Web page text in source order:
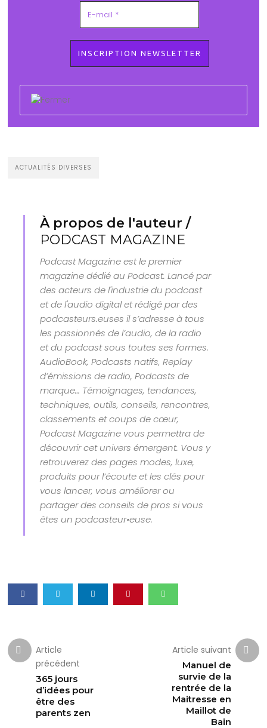
ACTUALITÉS DIVERSES
À propos de l'auteur /
PODCAST MAGAZINE
Podcast Magazine est le premier
magazine dédié au Podcast. Lancé par
des acteurs de l'industrie du podcast
et de l'audio digital et rédigé par des
podcasteurs.euses il s’adresse à tous
les passionnés de l’audio, de la radio
et du podcast sous toutes ses formes.
AudioBook, Podcasts natifs, Replay
d’émissions de radio, Podcasts de
marque… Témoignages, tendances,
techniques, outils, conseils, rencontres,
classements et coups de cœur,
Podcast Magazine vous permettra de
découvrir cet univers émergent. Vous y
retrouverez des pages modes, luxe,
produits pour l’écoute et les clés pour
vous lancer, vous améliorer ou
partager des conseils de pros si vous
êtes un podcasteur•euse.
Article
précédent
365 jours
d’idées pour
être des
parents zen
Article suivant
Manuel de
survie de la
rentrée de la
Maitresse en
Maillot de
Bain